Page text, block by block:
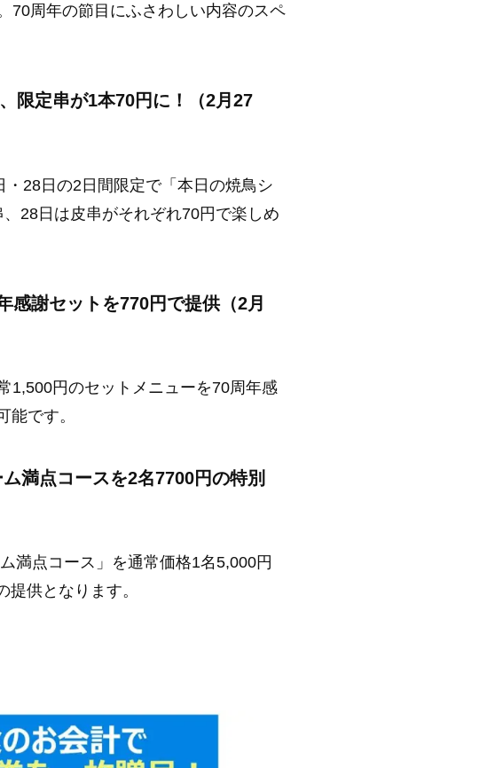
70周年の節目にふさわしい内容のスペ
限定串が1本70円に！（2月27
・28日の2日間限定で「本日の焼鳥シ
28日は皮串がそれぞれ70円で楽しめ
感謝セットを770円で提供（2月
1,500円のセットメニューを70周年感
です。
満点コースを2名7700円の特別
満点コース」を通常価格1名5,000円
供となります。